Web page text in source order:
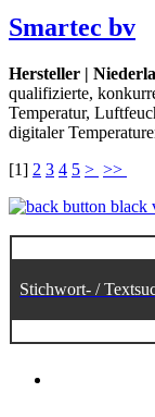
Smartec bv
Hersteller |
qualifizierte,
Temperatur,
digitaler
[1] 2 3 4 5 > >>
Stichwort- /